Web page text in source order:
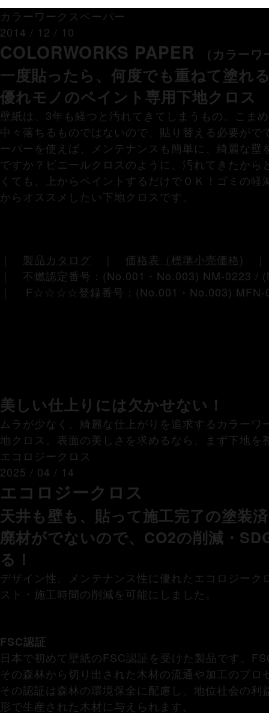
カラーワークスペーパー
2014 / 12 / 10
COLORWORKS PAPER （カラー
一度貼ったら、何度でも重ねて塗れ
優れモノのペイント専用下地クロス
壁紙は、3年も経つと汚れてきてしまうもの。こま
中々落ちるものではないので、貼り替える必要が
ーパーを使えば、メンテナンスも簡単に、綺麗な
ですか？ビニールクロスのように、汚れてきたか
くても、上からペイントするだけでＯＫ！ゴミの
からオススメしたい下地クロスです。
製品カタログ 価格表（標準小売価格)
｜ 不燃認定番号：(No.001・No.003) NM-0223
｜ F☆☆☆☆登録番号：(No.001・No.003)
美しい仕上りには欠かせない！
ムラが少なく、綺麗な仕上がりを追求するカラー
地クロス。表面の美しさを求めるなら、まず下地を
エコロジークロス
2025 / 04 / 14
エコロジークロス
天井も壁も、貼って施工完了の塗装
廃材がでないので、CO2の削減・
る！
デザイン性、メンテナンス性に優れたエコロジー
スト・施工時間の削減を可能にしました。
FSC認証
日本で初めて壁紙のFSC認証を受けた製品です。
その森林から切り出された木材の流通や加工のプロ
その認証は森林の環境保全に配慮し、地位社会の
形で生産された木材に与えられます。